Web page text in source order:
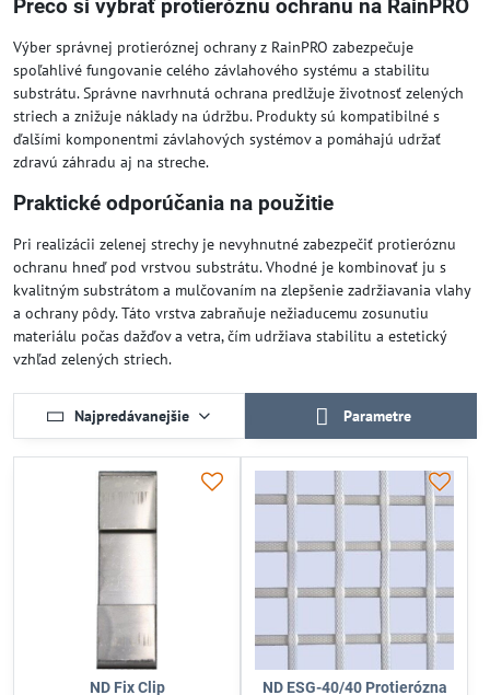
Prečo si vybrať protieróznu ochranu na RainPRO
Výber správnej protieróznej ochrany z RainPRO zabezpečuje
spoľahlivé fungovanie celého závlahového systému a stabilitu
substrátu. Správne navrhnutá ochrana predlžuje životnosť zelených
striech a znižuje náklady na údržbu. Produkty sú kompatibilné s
ďalšími komponentmi závlahových systémov a pomáhajú udržať
zdravú záhradu aj na streche.
Praktické odporúčania na použitie
Pri realizácii zelenej strechy je nevyhnutné zabezpečiť protieróznu
ochranu hneď pod vrstvou substrátu. Vhodné je kombinovať ju s
kvalitným substrátom a mulčovaním na zlepšenie zadržiavania vlahy
a ochrany pôdy. Táto vrstva zabraňuje nežiaducemu zosunutiu
materiálu počas dažďov a vetra, čím udržiava stabilitu a estetický
vzhľad zelených striech.
Najpredávanejšie Parametre
ND Fix Clip
ND ESG-40/40 Protierózna